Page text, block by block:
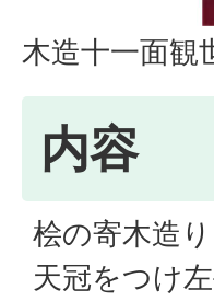
木造十一面観
内容
桧の寄木造
天冠をつけ